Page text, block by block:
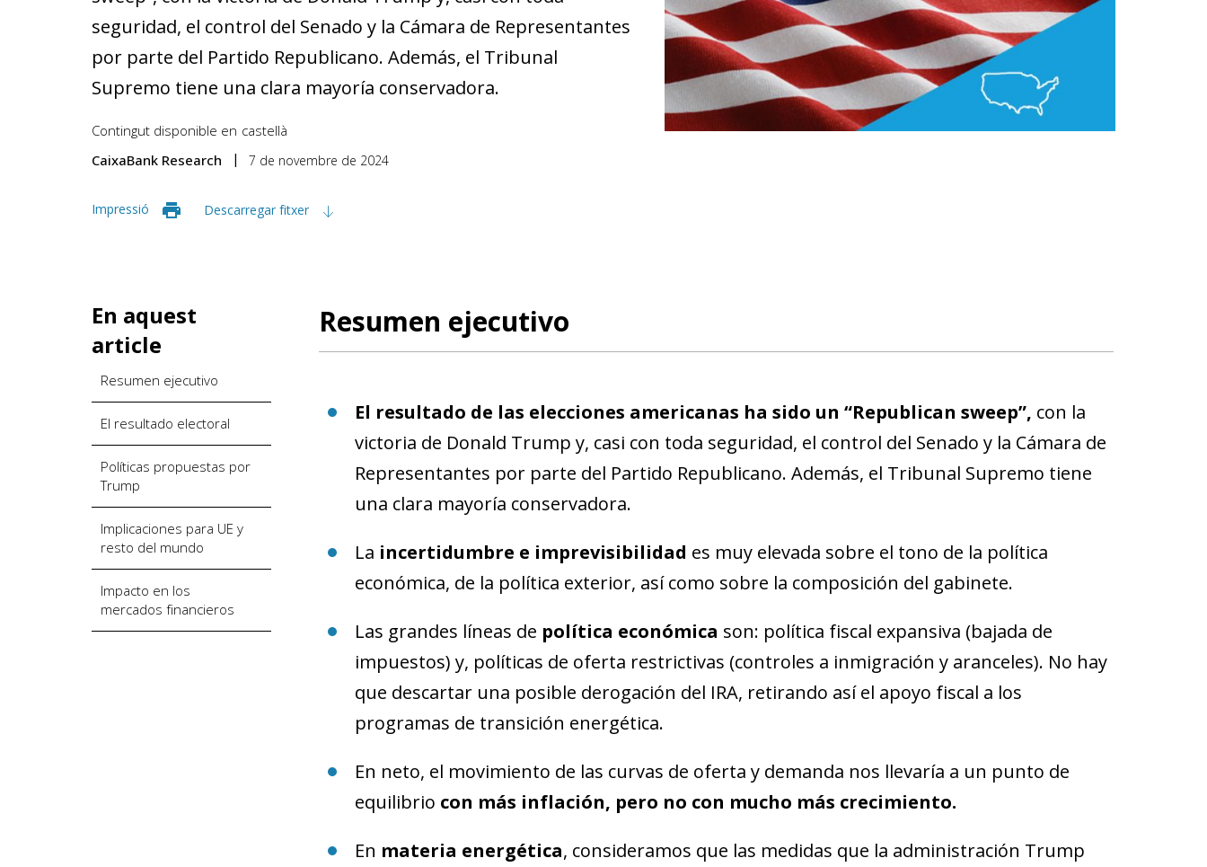
seguridad, el control del Senado y la Cámara de Representantes
por parte del Partido Republicano. Además, el Tribunal
Supremo tiene una clara mayoría conservadora.
Contingut disponible en castellà
CaixaBank Research
7 de novembre de 2024
Impressió Descarregar fitxer
En aquest
article
Resumen ejecutivo
El resultado electoral
Políticas propuestas por
Trump
Implicaciones para UE y
resto del mundo
Impacto en los
mercados financieros
Resumen ejecutivo
El resultado de las elecciones americanas ha sido un “Republican sweep”, con la
victoria de Donald Trump y, casi con toda seguridad, el control del Senado y la Cámara de
Representantes por parte del Partido Republicano. Además, el Tribunal Supremo tiene
una clara mayoría conservadora.
La incertidumbre e imprevisibilidad es muy elevada sobre el tono de la política
económica, de la política exterior, así como sobre la composición del gabinete.
Las grandes líneas de política económica son: política fiscal expansiva (bajada de
impuestos) y, políticas de oferta restrictivas (controles a inmigración y aranceles). No hay
que descartar una posible derogación del IRA, retirando así el apoyo fiscal a los
programas de transición energética.
En neto, el movimiento de las curvas de oferta y demanda nos llevaría a un punto de
equilibrio con más inflación, pero no con mucho más crecimiento.
En materia energética, consideramos que las medidas que la administración Trump